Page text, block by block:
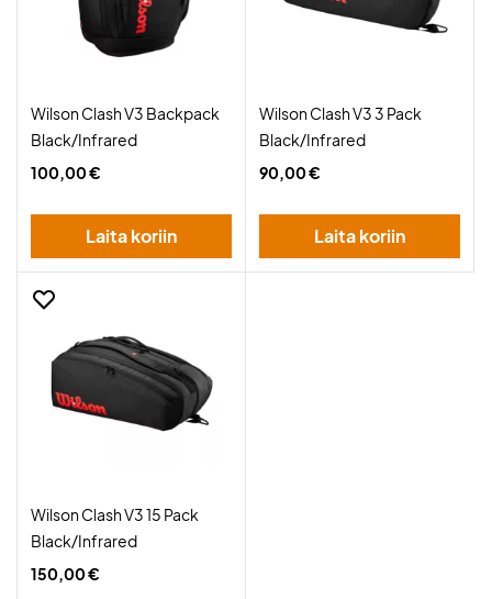
Wilson Clash V3 Backpack
Black/Infrared
100,00 €
Laita koriin
Wilson Clash V3 3 Pack
Black/Infrared
90,00 €
Laita koriin
Wilson Clash V3 15 Pack
Black/Infrared
150,00 €